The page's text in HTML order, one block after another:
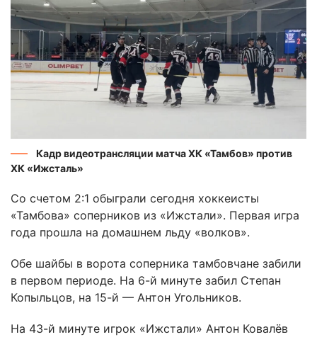
Кадр видеотрансляции матча ХК «Тамбов» против
ХК «Ижсталь»
Со счетом 2:1 обыграли сегодня хоккеисты
«Тамбова» соперников из «Ижстали». Первая игра
года прошла на домашнем льду «волков».
Обе шайбы в ворота соперника тамбовчане забили
в первом периоде. На 6-й минуте забил Степан
Копыльцов, на 15-й — Антон Угольников.
На 43-й минуте игрок «Ижстали» Антон Ковалёв